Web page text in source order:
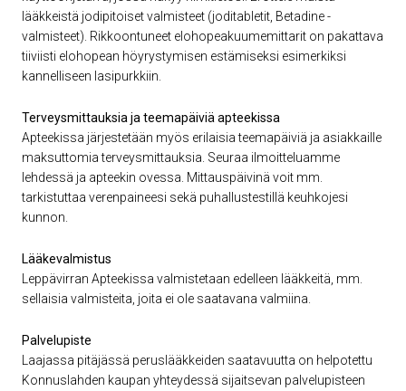
lääkkeistä jodipitoiset valmisteet (joditabletit, Betadine -
valmisteet). Rikkoontuneet elohopeakuumemittarit on pakattava
tiiviisti elohopean höyrystymisen estämiseksi esimerkiksi
kannelliseen lasipurkkiin.
Terveysmittauksia ja teemapäiviä apteekissa
Apteekissa järjestetään myös erilaisia teemapäiviä ja asiakkaille
maksuttomia terveysmittauksia. Seuraa ilmoitteluamme
lehdessä ja apteekin ovessa. Mittauspäivinä voit mm.
tarkistuttaa verenpaineesi sekä puhallustestillä keuhkojesi
kunnon.
Lääkevalmistus
Leppävirran Apteekissa valmistetaan edelleen lääkkeitä, mm.
sellaisia valmisteita, joita ei ole saatavana valmiina.
Palvelupiste
Laajassa pitäjässä peruslääkkeiden saatavuutta on helpotettu
Konnuslahden kaupan yhteydessä sijaitsevan palvelupisteen